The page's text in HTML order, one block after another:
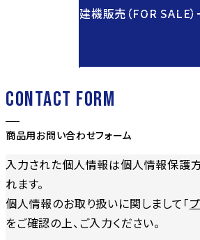
建機販売（FOR SALE
CONTACT FORM
商品用お問い合わせフォーム
入力された個人情報は個人情報保護
れます。
個人情報のお取り扱いに関しまして「
をご確認の上、ご入力ください。